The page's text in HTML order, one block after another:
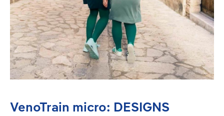
VenoTrain micro: DESIGNS